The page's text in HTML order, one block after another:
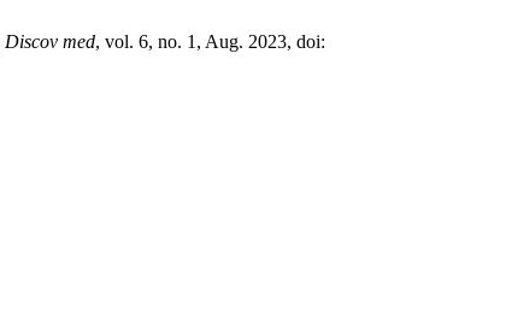
Discov med, vol. 6, no. 1, Aug. 2023, doi: